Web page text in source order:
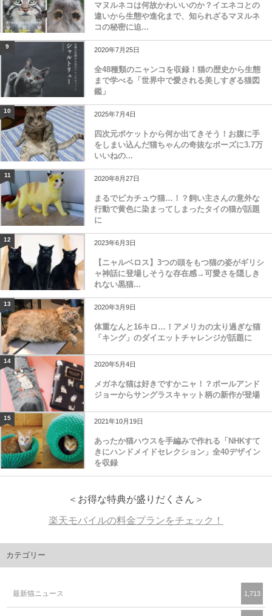
マヌルネコは何故かわいいのか？イエネコとの
違いから生態や進化まで、知られざるマヌルネ
コの秘密に迫...
9 2020年7月25日
全48種類のニャンコを収録！猫の歴史から生態
まで学べる「世界中で愛される美しすぎる猫図
鑑」
10 2025年7月4日
四次元ポケットから何か出てきそう！お腹に手
をしまい込んだ猫ちゃんの奇抜なポーズに3.7万
いいねの...
11 2020年8月27日
まるでピカチュウ猫…！？飼い主さんの意外な
行動で黄色に染まってしまったタイの猫が話題
に
12 2023年6月3日
【ニャルベロス】3つの頭をもつ猫の姿がギリシ
ャ神話に登場しそうな存在感→可愛さを隠しき
れない黒猫...
13 2020年3月9日
体重なんと16キロ…！アメリカの太り過ぎな猫
「キング」のダイエットチャレンジが話題に
14 2020年5月4日
メガネな猫は好きですかニャ！？ポールアンド
ジョーからサングラスキャット柄の新作が登場
15 2021年10月19日
あったか猫ハウスを手編みで作れる「NHKすて
きにハンドメイドセレクション」全40デザイン
を収録
＜お得な特典が盛りだくさん＞
楽天モバイルの料金プランをチェック！
カテゴリー
最新猫ニュース 1,713